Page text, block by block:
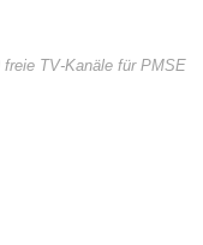
TV-Kanäle für PMSE